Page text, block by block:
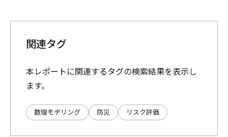
関連タグ
本レポートに関連するタグの検索結果を表示し
ます。
数理モデリング 防災 リスク評価